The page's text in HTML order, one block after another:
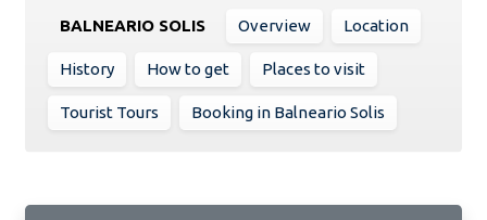
BALNEARIO SOLIS Overview Location
History How to get Places to visit
Tourist Tours Booking in Balneario Solis